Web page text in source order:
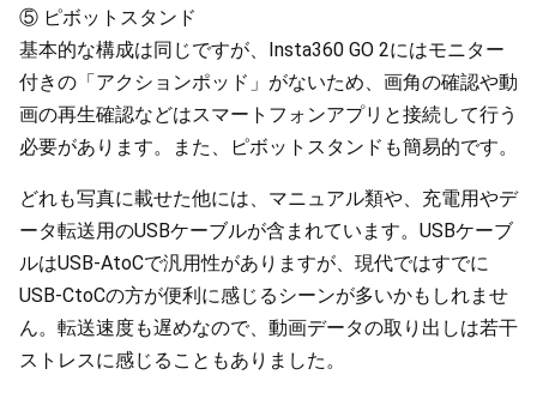
⑤ ピボットスタンド
基本的な構成は同じですが、Insta360 GO 2にはモニター
付きの「アクションポッド」がないため、画角の確認や動
画の再生確認などはスマートフォンアプリと接続して行う
必要があります。また、ピボットスタンドも簡易的です。
どれも写真に載せた他には、マニュアル類や、充電用やデ
ータ転送用のUSBケーブルが含まれています。USBケーブ
ルはUSB-AtoCで汎用性がありますが、現代ではすでに
USB-CtoCの方が便利に感じるシーンが多いかもしれませ
ん。転送速度も遅めなので、動画データの取り出しは若干
ストレスに感じることもありました。